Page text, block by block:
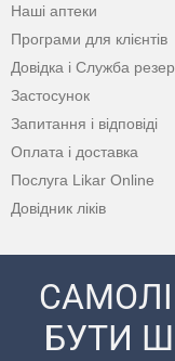
Наші аптеки
Програми для клієнтів
Довідка і Служба
Застосунок
Запитання і відповіді
Оплата і доставка
Послуга Likar Online
Довідник ліків
БУТИ